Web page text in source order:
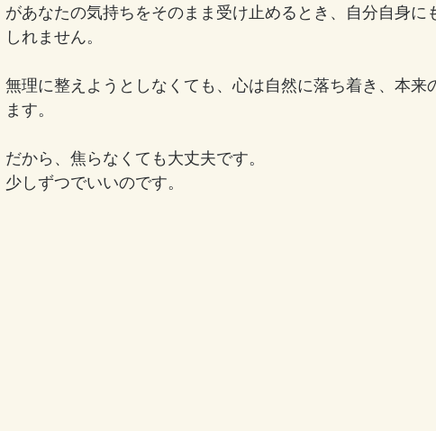
があなたの気持ちをそのまま受け止めるとき、自分自身に
しれません。
無理に整えようとしなくても、心は自然に落ち着き、本
ます。
だから、焦らなくても大丈夫です。
少しずつでいいのです。